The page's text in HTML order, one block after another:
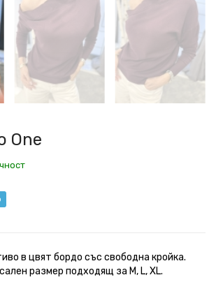
One
в цвят бордо със свободна кройка.
размер подходящ за M, L, XL.